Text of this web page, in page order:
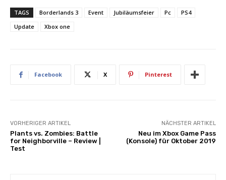
TAGS Borderlands 3 Event Jubiläumsfeier Pc
PS4
Update
Xbox one
Facebook X Pinterest
VORHERIGER ARTIKEL
Plants vs. Zombies: Battle
for Neighborville – Review |
Test
NÄCHSTER ARTIKEL
Neu im Xbox Game Pass
(Konsole) für Oktober 2019